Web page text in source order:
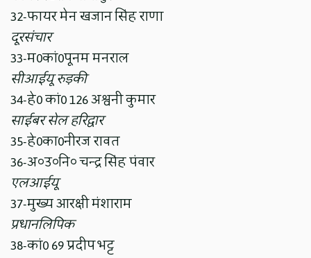
32-फायर मेन खजान सिंह राणा
दूरसंचार
33-म0कां0पूनम मनराल
सीआईयू रुड़की
34-हे0 कां0 126 अश्वनी कुमार
साईबर सेल हरिद्वार
35-हे0का0नीरज रावत
36-अ०उ०नि० चन्द्र सिंह पंवार
एलआईयू
37-मुख्य आरक्षी मंशाराम
प्रधानलिपिक
38-कां0 69 प्रदीप भट्ट